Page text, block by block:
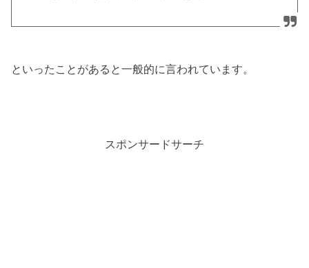
といったことがあると一般的に言われています。
スポンサードサーチ